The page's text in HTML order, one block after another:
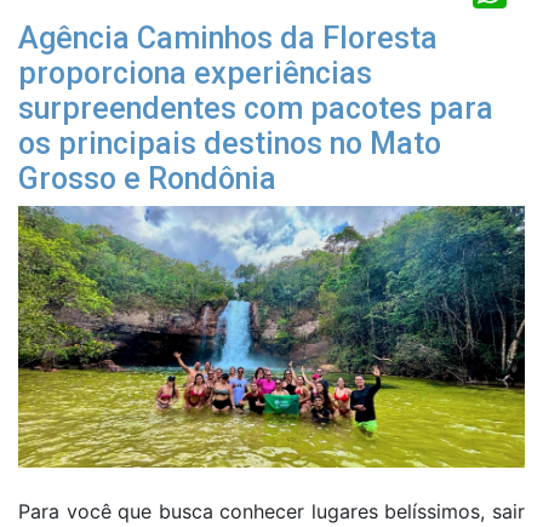
Agência Caminhos da Floresta
proporciona experiências
surpreendentes com pacotes para
os principais destinos no Mato
Grosso e Rondônia
Para você que busca conhecer lugares belíssimos, sair